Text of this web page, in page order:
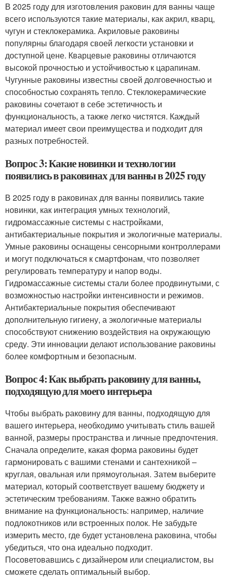
В 2025 году для изготовления раковин для ванны чаще
всего используются такие материалы, как акрил, кварц,
чугун и стеклокерамика. Акриловые раковины
популярны благодаря своей легкости установки и
доступной цене. Кварцевые раковины отличаются
высокой прочностью и устойчивостью к царапинам.
Чугунные раковины известны своей долговечностью и
способностью сохранять тепло. Стеклокерамические
раковины сочетают в себе эстетичность и
функциональность, а также легко чистятся. Каждый
материал имеет свои преимущества и подходит для
разных потребностей.
Вопрос 3: Какие новинки и технологии
появились в раковинах для ванны в 2025 году
В 2025 году в раковинах для ванны появились такие
новинки, как интеграция умных технологий,
гидромассажные системы с настройками,
антибактериальные покрытия и экологичные материалы.
Умные раковины оснащены сенсорными контроллерами
и могут подключаться к смартфонам, что позволяет
регулировать температуру и напор воды.
Гидромассажные системы стали более продвинутыми, с
возможностью настройки интенсивности и режимов.
Антибактериальные покрытия обеспечивают
дополнительную гигиену, а экологичные материалы
способствуют снижению воздействия на окружающую
среду. Эти инновации делают использование раковины
более комфортным и безопасным.
Вопрос 4: Как выбрать раковину для ванны,
подходящую для моего интерьера
Чтобы выбрать раковину для ванны, подходящую для
вашего интерьера, необходимо учитывать стиль вашей
ванной, размеры пространства и личные предпочтения.
Сначала определите, какая форма раковины будет
гармонировать с вашими стенами и сантехникой –
круглая, овальная или прямоугольная. Затем выберите
материал, который соответствует вашему бюджету и
эстетическим требованиям. Также важно обратить
внимание на функциональность: например, наличие
подлокотников или встроенных полок. Не забудьте
измерить место, где будет установлена раковина, чтобы
убедиться, что она идеально подходит.
Посоветовавшись с дизайнером или специалистом, вы
сможете сделать оптимальный выбор.